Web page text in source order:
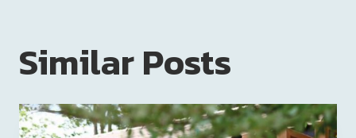
Similar Posts